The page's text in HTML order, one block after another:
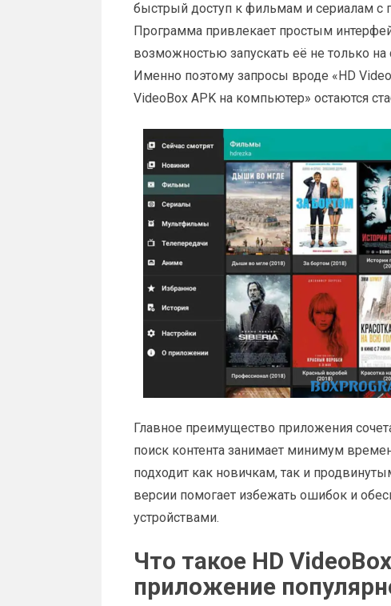
быстрый доступ к фильмам и сериалам с
Программа привлекает простым
возможностью запускать её не только
Именно поэтому запросы вроде «HD
VideoBox APK на компьютер» остаются
Главное преимущество приложения
поиск контента занимает минимум
подходит как новичкам, так и
версии помогает избежать ошибок и
устройствами.
Что такое HD
приложение